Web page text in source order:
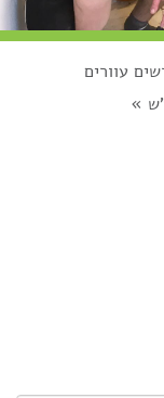
עוורים
»